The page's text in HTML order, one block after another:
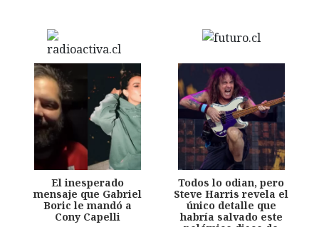
El inesperado
mensaje que Gabriel
Boric le mandó a
Cony Capelli
Todos lo odian, pero
Steve Harris revela el
único detalle que
habría salvado este